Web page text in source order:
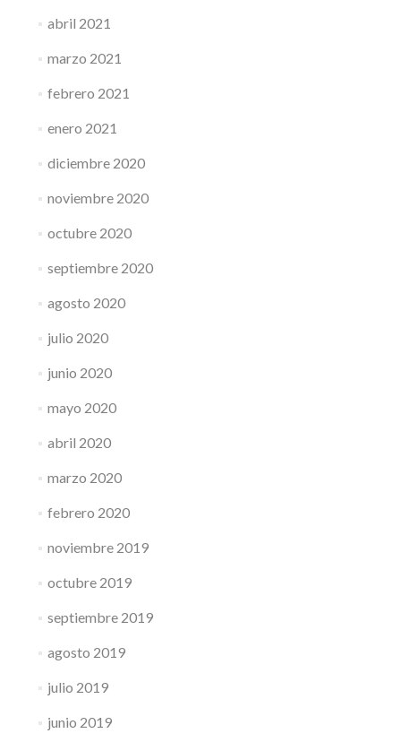
abril 2021
marzo 2021
febrero 2021
enero 2021
diciembre 2020
noviembre 2020
octubre 2020
septiembre 2020
agosto 2020
julio 2020
junio 2020
mayo 2020
abril 2020
marzo 2020
febrero 2020
noviembre 2019
octubre 2019
septiembre 2019
agosto 2019
julio 2019
junio 2019